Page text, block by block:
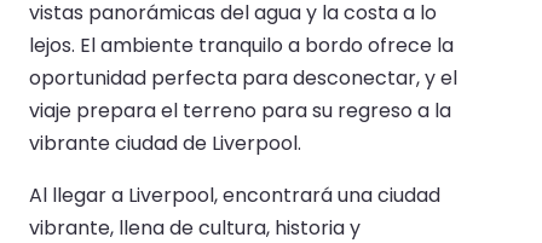
vistas panorámicas del agua y la costa a lo
lejos. El ambiente tranquilo a bordo ofrece la
oportunidad perfecta para desconectar, y el
viaje prepara el terreno para su regreso a la
vibrante ciudad de Liverpool.
Al llegar a Liverpool, encontrará una ciudad
vibrante, llena de cultura, historia y